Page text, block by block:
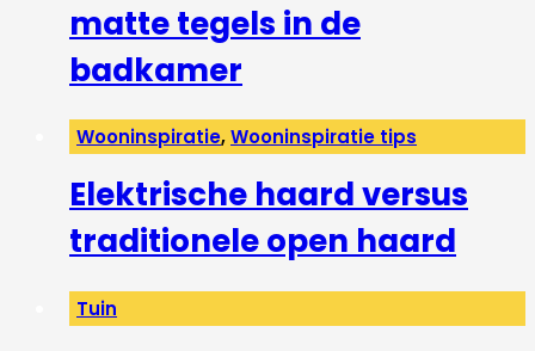
matte tegels in de
badkamer
Wooninspiratie,Wooninspiratie tips
Elektrische haard versus
traditionele open haard
Tuin